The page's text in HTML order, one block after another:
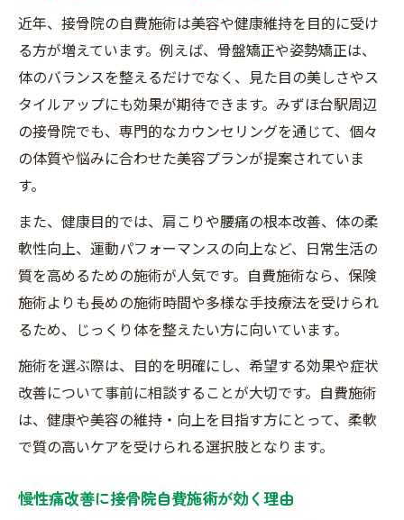
近年、接骨院の自費施術は美容や健康維持を目的に受け
る方が増えています。例えば、骨盤矯正や姿勢矯正は、
体のバランスを整えるだけでなく、見た目の美しさやス
タイルアップにも効果が期待できます。みずほ台駅周辺
の接骨院でも、専門的なカウンセリングを通じて、個々
の体質や悩みに合わせた美容プランが提案されていま
す。
また、健康目的では、肩こりや腰痛の根本改善、体の柔
軟性向上、運動パフォーマンスの向上など、日常生活の
質を高めるための施術が人気です。自費施術なら、保険
施術よりも長めの施術時間や多様な手技療法を受けられ
るため、じっくり体を整えたい方に向いています。
施術を選ぶ際は、目的を明確にし、希望する効果や症状
改善について事前に相談することが大切です。自費施術
は、健康や美容の維持・向上を目指す方にとって、柔軟
で質の高いケアを受けられる選択肢となります。
慢性痛改善に接骨院自費施術が効く理由